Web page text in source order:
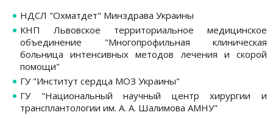
НДСЛ "Охматдет" Минздрава Украины
КНП Львовское территориальное медицинское
объединение "Многопрофильная клиническая
больница интенсивных методов лечения и скорой
помощи"
ГУ "Институт сердца МОЗ Украины"
ГУ "Национальный научный центр хирургии и
трансплантологии им. А. А. Шалимова АМНУ"